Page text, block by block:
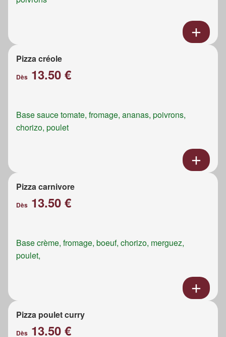
Pizza créole
Dès 13.50 €
Base sauce tomate, fromage, ananas, poivrons,
chorizo, poulet
Pizza carnivore
Dès 13.50 €
Base crème, fromage, boeuf, chorizo, merguez,
poulet,
Pizza poulet curry
Dès 13.50 €